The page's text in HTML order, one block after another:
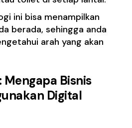
ini bisa menampilkan
berada, sehingga anda
arah yang akan
Mengapa Bisnis
Digital